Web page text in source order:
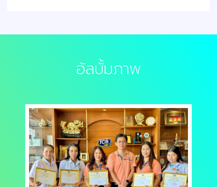
อัลบั้มภาพ